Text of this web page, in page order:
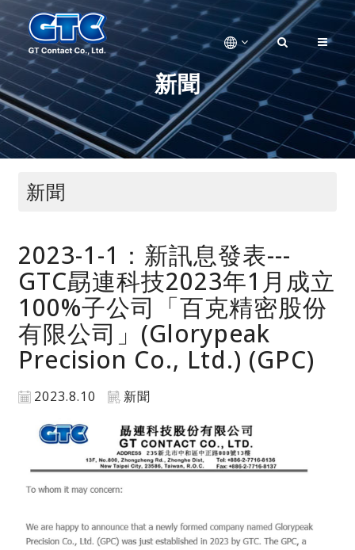
新聞
新聞
2023-1-1：新訊息發表---
GTC勗連科技2023年1月成立
100%子公司「百克精密股份
有限公司」(Glorypeak
Precision Co., Ltd.) (GPC)
2023.8.10 新聞